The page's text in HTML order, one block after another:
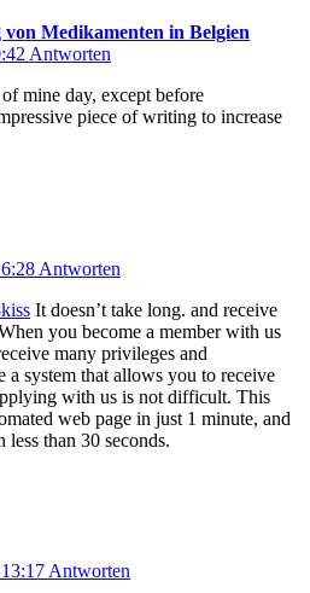
von Medikamenten in Belgien
Antworten
mine day, except before
piece of writing to increase
Antworten
It doesn’t take long. and receive
you become a member with us
many privileges and
a system that allows you to receive
with us is not difficult. This
web page in just 1 minute, and
than 30 seconds.
Antworten